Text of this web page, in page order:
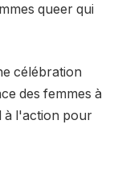
queer qui
célébration
des femmes à
à l'action pour